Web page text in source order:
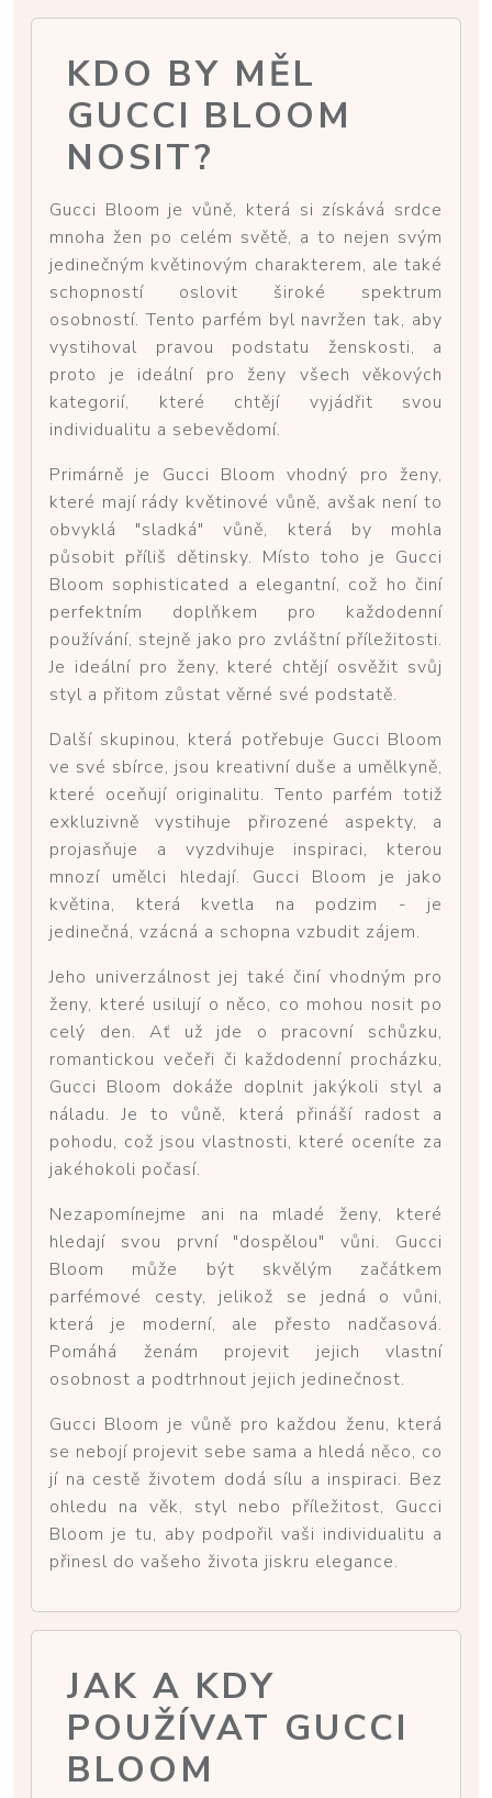
KDO BY MĚL
GUCCI BLOOM
NOSIT?
Gucci Bloom je vůně, která si získává srdce
mnoha žen po celém světě, a to nejen svým
jedinečným květinovým charakterem, ale také
schopností oslovit široké spektrum
osobností. Tento parfém byl navržen tak, aby
vystihoval pravou podstatu ženskosti, a
proto je ideální pro ženy všech věkových
kategorií, které chtějí vyjádřit svou
individualitu a sebevědomí.
Primárně je Gucci Bloom vhodný pro ženy,
které mají rády květinové vůně, avšak není to
obvyklá "sladká" vůně, která by mohla
působit příliš dětinsky. Místo toho je Gucci
Bloom sophisticated a elegantní, což ho činí
perfektním doplňkem pro každodenní
používání, stejně jako pro zvláštní příležitosti.
Je ideální pro ženy, které chtějí osvěžit svůj
styl a přitom zůstat věrné své podstatě.
Další skupinou, která potřebuje Gucci Bloom
ve své sbírce, jsou kreativní duše a umělkyně,
které oceňují originalitu. Tento parfém totiž
exkluzivně vystihuje přirozené aspekty, a
projasňuje a vyzdvihuje inspiraci, kterou
mnozí umělci hledají. Gucci Bloom je jako
květina, která kvetla na podzim - je
jedinečná, vzácná a schopna vzbudit zájem.
Jeho univerzálnost jej také činí vhodným pro
ženy, které usilují o něco, co mohou nosit po
celý den. Ať už jde o pracovní schůzku,
romantickou večeři či každodenní procházku,
Gucci Bloom dokáže doplnit jakýkoli styl a
náladu. Je to vůně, která přináší radost a
pohodu, což jsou vlastnosti, které oceníte za
jakéhokoli počasí.
Nezapomínejme ani na mladé ženy, které
hledají svou první "dospělou" vůni. Gucci
Bloom může být skvělým začátkem
parfémové cesty, jelikož se jedná o vůni,
která je moderní, ale přesto nadčasová.
Pomáhá ženám projevit jejich vlastní
osobnost a podtrhnout jejich jedinečnost.
Gucci Bloom je vůně pro každou ženu, která
se nebojí projevit sebe sama a hledá něco, co
jí na cestě životem dodá sílu a inspiraci. Bez
ohledu na věk, styl nebo příležitost, Gucci
Bloom je tu, aby podpořil vaši individualitu a
přinesl do vašeho života jiskru elegance.
JAK A KDY
POUŽÍVAT GUCCI
BLOOM